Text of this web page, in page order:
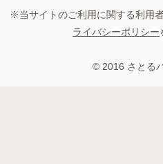
※当サイトのご利用に関する利用
ライバシーポリシー
© 2016 さとる